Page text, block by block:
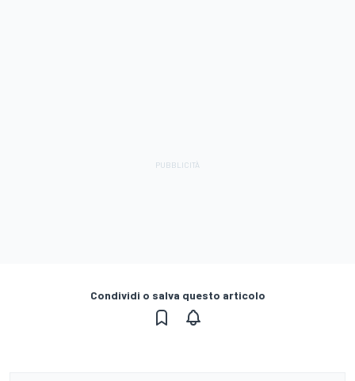
Condividi o salva questo articolo